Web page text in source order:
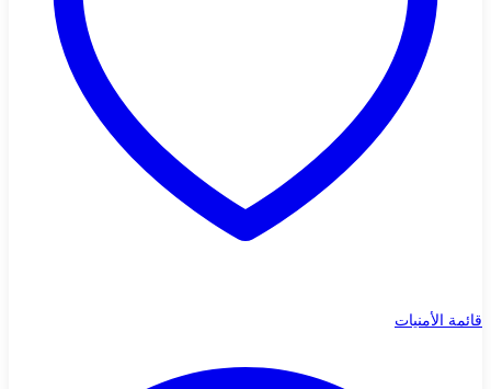
قائمة الأمنيات